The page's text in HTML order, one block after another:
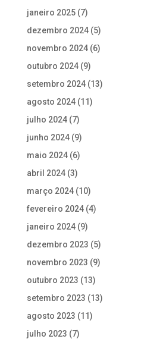
janeiro 2025(7)
dezembro 2024(5)
novembro 2024(6)
outubro 2024(9)
setembro 2024(13)
agosto 2024(11)
julho 2024(7)
junho 2024(9)
maio 2024(6)
abril 2024(3)
março 2024(10)
fevereiro 2024(4)
janeiro 2024(9)
dezembro 2023 (5)
novembro 2023 (9)
outubro 2023 (13)
setembro 2023 (13)
agosto 2023 (11)
julho 2023 (7)